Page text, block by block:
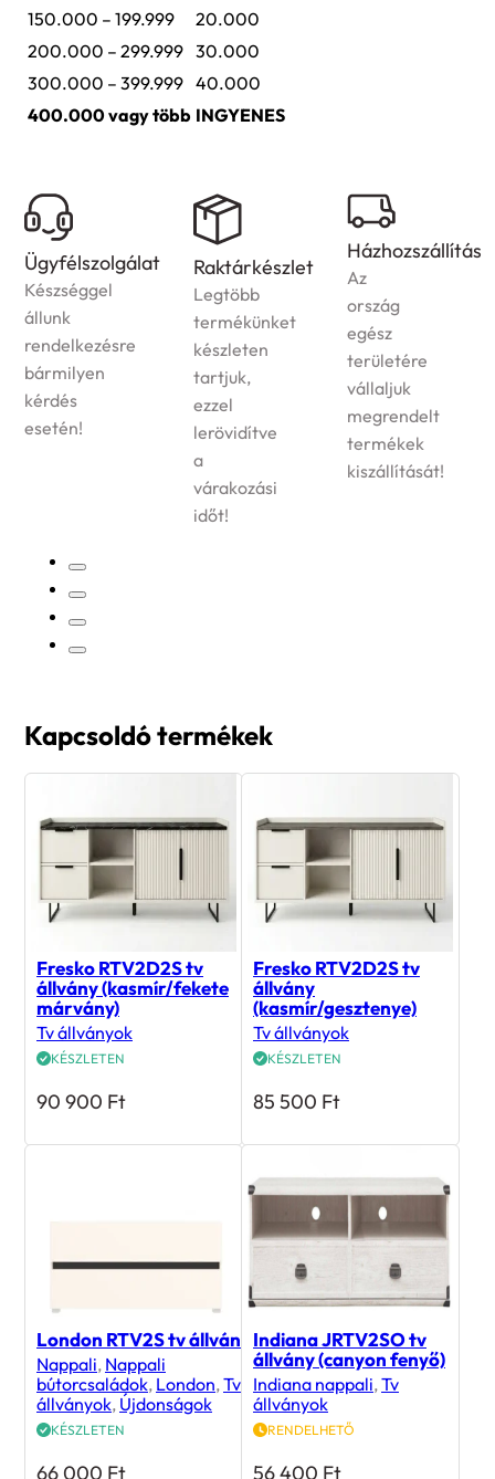
150.000 – 199.999
20.000
200.000 – 299.999 30.000
300.000 – 399.999 40.000
400.000 vagy több INGYENES
Raktárkészlet
Legtöbb
termékünket
készleten
tartjuk,
ezzel
lerövidítve
Házhozszállítás
Az
ország
egész
területére
vállaljuk
megrendelt
termékek
kiszállítását!
Garancia
jogszabályoknak
megfelelően
garanciát
vállalunk
termékeinkre!
Fresko RTV2D2S tv
állvány (kasmír/fekete
márvány)
Tv állványok
Fresko RTV2D2S tv
állvány
(kasmír/gesztenye)
Tv állványok
London RTV2S tv állvány
Nappali,Nappali
bútorcsaládok,London
állványok,Újdonságok
Indiana JRTV2SO tv
állvány (canyon fenyő)
Indiana nappali
állványok